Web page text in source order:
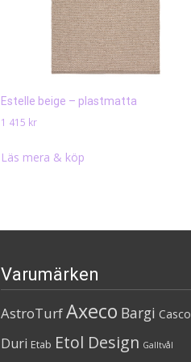
Estelle beige – plastmatta
1 415 kr
Läs mera & köp
Varumärken
AstroTurfAxeco Bargi Casco
Duri Etab Etol Design Galltvål